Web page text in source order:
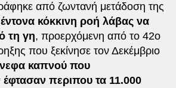
από ζωντανή μετάδοση της
έντονα κόκκινη ροή λάβας να
τη γη, προερχόμενη από το 42ο
που ξεκίνησε τον Δεκέμβριο
καπνού που
περιπου τα 11.000